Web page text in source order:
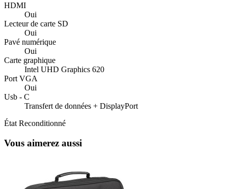
HDMI
Oui
Lecteur de carte SD
Oui
Pavé numérique
Oui
Carte graphique
Intel UHD Graphics 620
Port VGA
Oui
Usb - C
Transfert de données + DisplayPort
État Reconditionné
Vous aimerez aussi